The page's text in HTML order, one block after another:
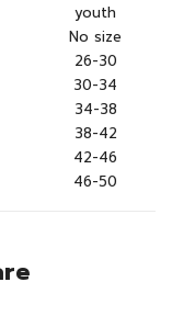
youth
No size
26-30
30-34
34-38
38-42
42-46
46-50